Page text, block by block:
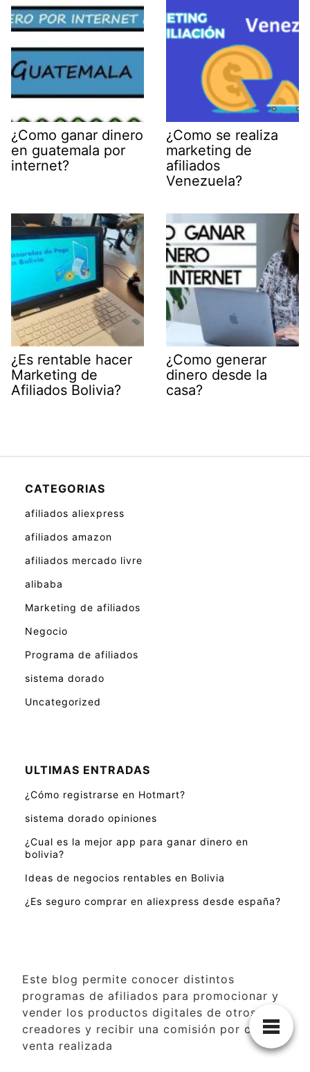
¿Como ganar dinero
en guatemala por
internet?
¿Como se realiza
marketing de
afiliados
Venezuela?
¿Es rentable hacer
Marketing de
Afiliados Bolivia?
¿Como generar
dinero desde la
casa?
CATEGORIAS
afiliados aliexpress
afiliados amazon
afiliados mercado livre
alibaba
Marketing de afiliados
Negocio
Programa de afiliados
sistema dorado
Uncategorized
ULTIMAS ENTRADAS
¿Cómo registrarse en Hotmart?
sistema dorado opiniones
¿Cual es la mejor app para ganar dinero en
bolivia?
Ideas de negocios rentables en Bolivia
¿Es seguro comprar en aliexpress desde españa?
Este blog permite conocer distintos
programas de afiliados para promocionar y
vender los productos digitales de otros
creadores y recibir una comisión por cada
venta realizada